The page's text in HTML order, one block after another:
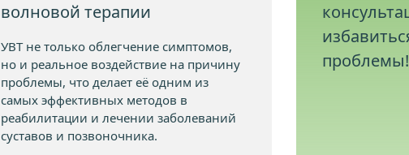
волновой терапии
УВТ не только облегчение симптомов,
но и реальное воздействие на причину
проблемы, что делает её одним из
самых эффективных методов в
реабилитации и лечении заболеваний
суставов и позвоночника.
проблемы!